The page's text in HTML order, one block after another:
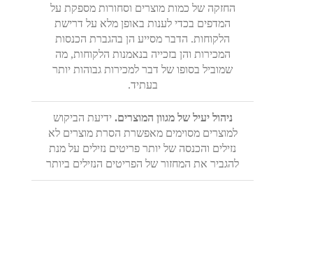
החזקה של כמות מוצרים וסחורות מספקת על
המדפים בכדי לענות באופן מלא על דרישת
הלקוחות. הדבר מסייע הן בהגברת הכנסות
המכירות והן בזכייה בנאמנות הלקוחות, מה
שמוביל בסופו של דבר למכירות גבוהות יותר
בעתיד.
ניהול יעיל של מגוון המוצרים. ידיעת הביקוש
למוצרים מסוימים מאפשרת הסרת מוצרים לא
נזילים והכנסה של יותר פריטים נזילים על מנת
להגביר את המחזור של הפריטים הנזילים ביותר